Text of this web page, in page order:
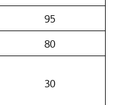
95
80
30